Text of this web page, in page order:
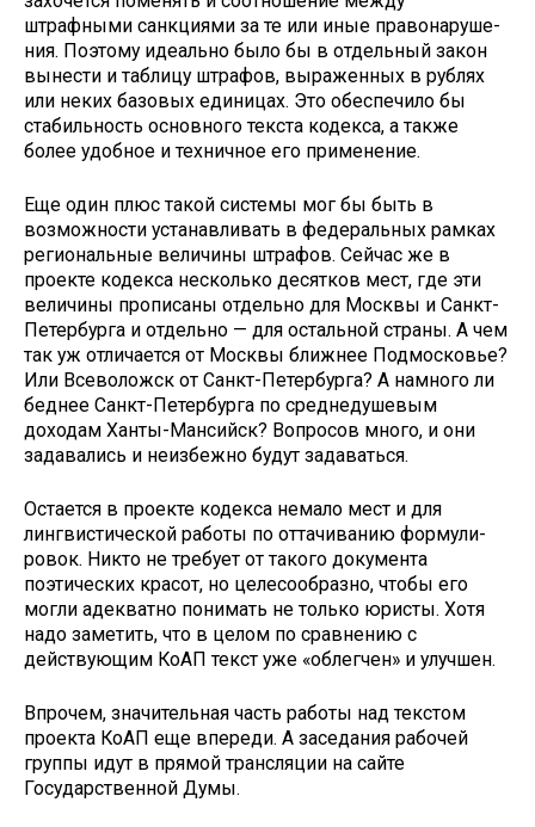
штрафными санк­циями за те или иные правонаруше­
ния. Поэтому идеально было бы в отдельный закон
вынести и таблицу штрафов, выраженных в рублях
или неких базовых единицах. Это обе­спечило бы
стабильность основного текста кодекса, а также
более удоб­ное и техничное его применение.
Еще один плюс такой системы мог бы быть в
возможности уста­навливать в федеральных рамках
региональные величины штрафов. Сейчас же в
проекте кодекса не­сколько десятков мест, где эти
вели­чины прописаны отдельно для Мо­сквы и Санкт-
Петербурга и отдель­но — для остальной страны. А чем
так уж отличается от Москвы ближ­нее Подмосковье?
Или Всеволожск от Санкт-Петербурга? А намного ли
беднее Санкт-Петербурга по средне­душевым
доходам Ханты-Мансийск? Вопросов много, и они
задавались и неизбежно будут задаваться.
Остается в проекте кодекса не­мало мест и для
лингвистической работы по оттачиванию формули­
ровок. Никто не требует от тако­го документа
поэтических красот, но целесообразно, чтобы его
мог­ли адекватно понимать не только юристы. Хотя
надо заметить, что в целом по сравнению с
действую­щим КоАП текст уже «облегчен» и улучшен.
Впрочем, значительная часть работы над текстом
проекта КоАП еще впереди. А заседания рабочей
группы идут в прямой трансляции на сайте
Государственной Думы.